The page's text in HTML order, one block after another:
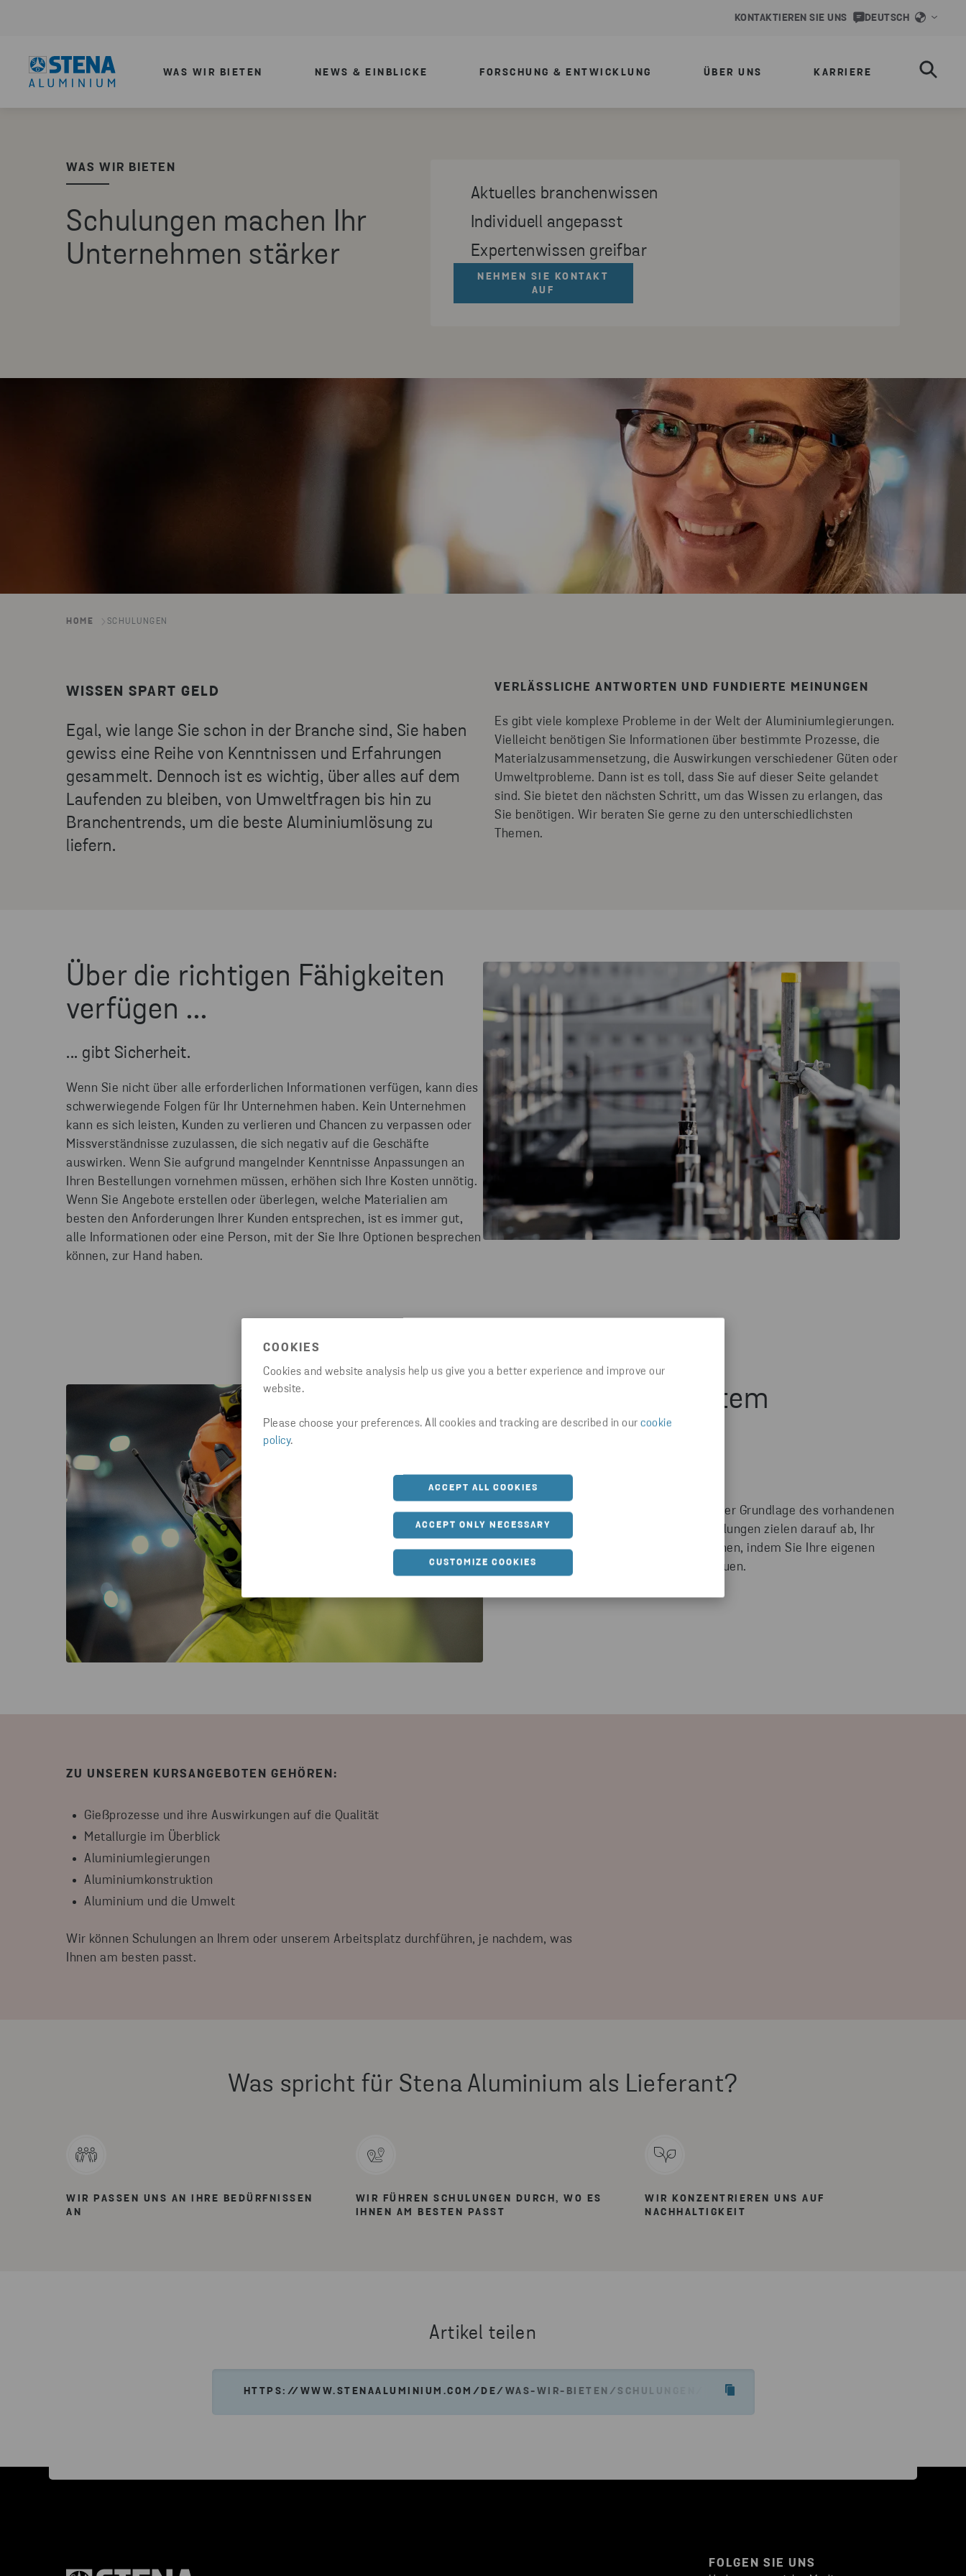
COOKIES
Cookies and website analysis help us give you a better experience and improve our
website.
Please choose your preferences. All cookies and tracking are described in our cookie
policy.
ACCEPT ALL COOKIES
ACCEPT ONLY NECESSARY
CUSTOMIZE COOKIES
KONTAKTIEREN SIE UNS DEUTSCH
WAS WIR BIETEN NEWS & EINBLICKE FORSCHUNG & ENTWICKLUNG ÜBER UNS KARRIERE
WAS WIR BIETEN
Schulungen machen Ihr
Unternehmen stärker
Aktuelles branchenwissen
Individuell angepasst
Expertenwissen greifbar
NEHMEN SIE KONTAKT
AUF
HOME SCHULUNGEN
WISSEN SPART GELD
Egal, wie lange Sie schon in der Branche sind, Sie haben
gewiss eine Reihe von Kenntnissen und Erfahrungen
gesammelt. Dennoch ist es wichtig, über alles auf dem
Laufenden zu bleiben, von Umweltfragen bis hin zu
Branchentrends, um die beste Aluminiumlösung zu
liefern.
VERLÄSSLICHE ANTWORTEN UND FUNDIERTE MEINUNGEN
Es gibt viele komplexe Probleme in der Welt der Aluminiumlegierungen.
Vielleicht benötigen Sie Informationen über bestimmte Prozesse, die
Materialzusammensetzung, die Auswirkungen verschiedener Güten oder
Umweltprobleme. Dann ist es toll, dass Sie auf dieser Seite gelandet
sind. Sie bietet den nächsten Schritt, um das Wissen zu erlangen, das
Sie benötigen. Wir beraten Sie gerne zu den unterschiedlichsten
Themen.
Über die richtigen Fähigkeiten
verfügen ...
... gibt Sicherheit.
Wenn Sie nicht über alle erforderlichen Informationen verfügen, kann dies
schwerwiegende Folgen für Ihr Unternehmen haben. Kein Unternehmen
kann es sich leisten, Kunden zu verlieren und Chancen zu verpassen oder
Missverständnisse zuzulassen, die sich negativ auf die Geschäfte
auswirken. Wenn Sie aufgrund mangelnder Kenntnisse Anpassungen an
Ihren Bestellungen vornehmen müssen, erhöhen sich Ihre Kosten unnötig.
Wenn Sie Angebote erstellen oder überlegen, welche Materialien am
besten den Anforderungen Ihrer Kunden entsprechen, ist es immer gut,
alle Informationen oder eine Person, mit der Sie Ihre Optionen besprechen
können, zur Hand haben.
Mit gut ausgebildetem
Personal ...
... sind alle auf der sicheren Seite.
Wir planen unsere Schulungen immer auf der Grundlage des vorhandenen
Wissens Ihrer Mitarbeiter. Alle unsere Schulungen zielen darauf ab, Ihr
Unternehmen wettbewerbsfähiger zu machen, indem Sie Ihre eigenen
Fähigkeiten und die Ihrer Mitarbeiter ausbauen.
ZU UNSEREN KURSANGEBOTEN GEHÖREN:
Gießprozesse und ihre Auswirkungen auf die Qualität
Metallurgie im Überblick
Aluminiumlegierungen
Aluminiumkonstruktion
Aluminium und die Umwelt
Wir können Schulungen an Ihrem oder unserem Arbeitsplatz durchführen, je nachdem, was
Ihnen am besten passt.
Was spricht für Stena Aluminium als Lieferant?
WIR PASSEN UNS AN IHRE BEDÜRFNISSEN
AN
WIR FÜHREN SCHULUNGEN DURCH, WO ES
IHNEN AM BESTEN PASST
WIR KONZENTRIEREN UNS AUF
NACHHALTIGKEIT
Artikel teilen
HTTPS://WWW.STENAALUMINIUM.COM/DE/WAS-WIR-BIETEN/SCHULUNGEN/
FOLGEN SIE UNS